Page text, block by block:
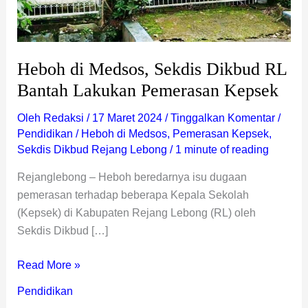
Heboh di Medsos, Sekdis Dikbud RL
Bantah Lakukan Pemerasan Kepsek
Oleh Redaksi / 17 Maret 2024 /Tinggalkan Komentar /
Pendidikan / Heboh di Medsos, Pemerasan Kepsek,
Sekdis Dikbud Rejang Lebong / 1 minute of reading
Rejanglebong – Heboh beredarnya isu dugaan
pemerasan terhadap beberapa Kepala Sekolah
(Kepsek) di Kabupaten Rejang Lebong (RL) oleh
Sekdis Dikbud […]
Read More »
Pendidikan